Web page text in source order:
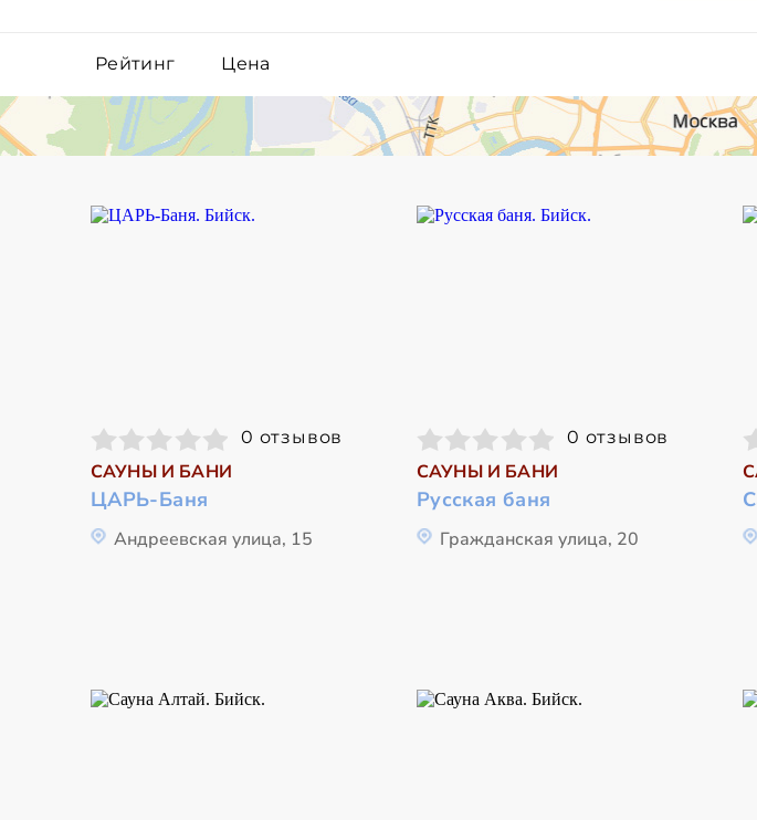
Рейтинг Цена
0 отзывов
САУНЫ И БАНИ
ЦАРЬ-Баня
Андреевская улица, 15
0 отзывов
САУНЫ И БАНИ
Русская баня
Гражданская улица, 20